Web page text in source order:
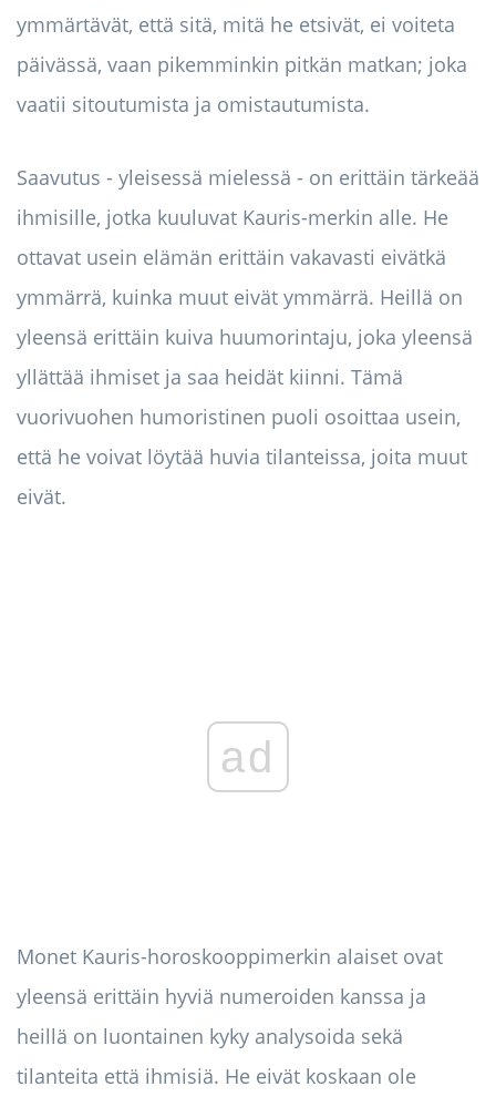
ymmärtävät, että sitä, mitä he etsivät, ei voiteta
päivässä, vaan pikemminkin pitkän matkan; joka
vaatii sitoutumista ja omistautumista.
Saavutus - yleisessä mielessä - on erittäin tärkeää
ihmisille, jotka kuuluvat Kauris-merkin alle. He
ottavat usein elämän erittäin vakavasti eivätkä
ymmärrä, kuinka muut eivät ymmärrä. Heillä on
yleensä erittäin kuiva huumorintaju, joka yleensä
yllättää ihmiset ja saa heidät kiinni. Tämä
vuorivuohen humoristinen puoli osoittaa usein,
että he voivat löytää huvia tilanteissa, joita muut
eivät.
ad
Monet Kauris-horoskooppimerkin alaiset ovat
yleensä erittäin hyviä numeroiden kanssa ja
heillä on luontainen kyky analysoida sekä
tilanteita että ihmisiä. He eivät koskaan ole